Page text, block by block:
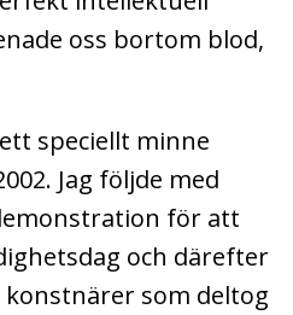
oss bortom blod,
speciellt minne
Jag följde med
för att
och därefter
som deltog